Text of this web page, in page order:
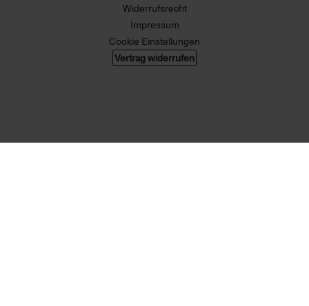
Widerrufsrecht
Impressum
Cookie Einstellungen
Vertrag widerrufen